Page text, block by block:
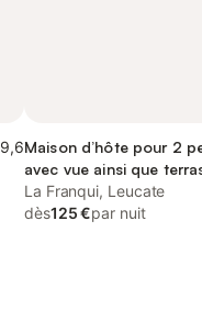
9,6Maison d’hôte pour 2
avec vue ainsi que
jardin
La Franqui, Leucate
dès125 €par nuit